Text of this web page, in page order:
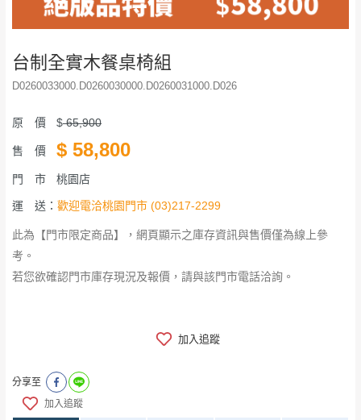
台制全實木餐桌椅組
D0260033000.D0260030000.D0260031000.D026
原 價 $65,900
售 價 $ 58,800
門 市 桃園店
運 送： 歡迎電洽桃園門市 (03)217-2299
此為【門市限定商品】，網頁顯示之庫存資訊與售價僅為線上參
考。
若您欲確認門市庫存現況及報價，請與該門市電話洽詢。
加入追蹤
分享至
加入追蹤